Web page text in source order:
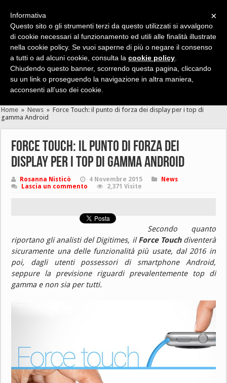
Cerca velocemente news, recensioni, guide, app, giochi ...
Home » News » Force Touch: il punto di forza dei display per i top di
gamma Android
Force Touch: il punto di forza dei
display per i top di gamma Android
Rosanna Nisticò 4 Novembre 2015
News
Lascia un commento
2,371 Visite
Secondo quanto
riportano gli analisti del Digitimes, ilForce Touchdiventerà
sicuramente una delle funzionalità più usate, dal 2016 in
poi, dagli utenti possessori di smartphone Android,
seppure la previsione riguardi prevalentemente top di
gamma e non sia per tutti.
×
Informativa
Questo sito o gli strumenti terzi da questo utilizzati si avvalgono
di cookie necessari al funzionamento ed utili alle finalità illustrate
nella cookie policy. Se vuoi saperne di più o negare il consenso
a tutti o ad alcuni cookie, consulta la cookie policy
Chiudendo questo banner, scorrendo questa pagina, cliccando
su un link o proseguendo la navigazione in altra maniera,
acconsenti all’uso dei cookie.